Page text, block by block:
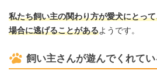
私たち飼い主の関わり方が愛犬にとっ
場合に逃げることがあるようです。
飼い主さんが遊んでくれて